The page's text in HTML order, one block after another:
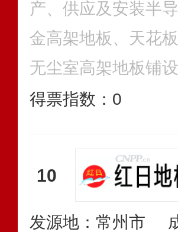
产、供应及安装半
金高架地板、天花
无尘室高架地板铺
得票指数： 0
10
发源地：常州市